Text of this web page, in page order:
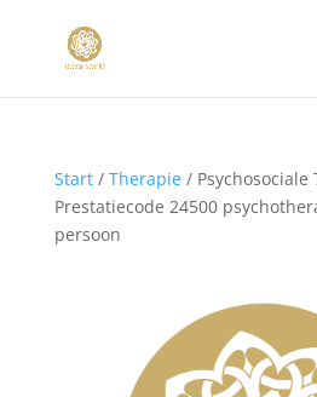
Start/ Therapie/ Psychosociale
Prestatiecode 24500
persoon